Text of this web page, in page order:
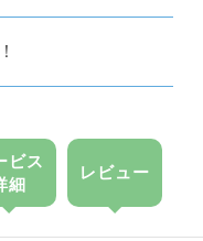
ビス
細
レビュー